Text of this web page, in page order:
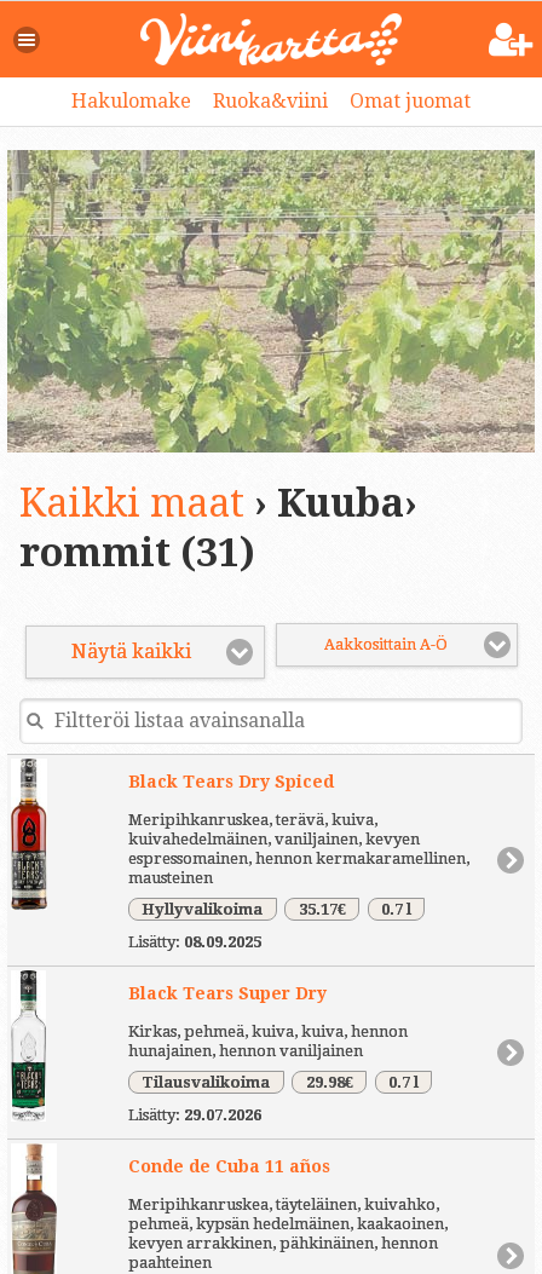
Hakulomake Ruoka&viini Omat juomat
Kaikki maat › Kuuba›
rommit (31)
Näytä kaikki Aakkosittain A-Ö
Black Tears Dry Spiced
Meripihkanruskea, terävä, kuiva,
kuivahedelmäinen, vaniljainen, kevyen
espressomainen, hennon kermakaramellinen,
mausteinen
Hyllyvalikoima
35.17€
0.7 l
Lisätty: 08.09.2025
Black Tears Super Dry
Kirkas, pehmeä, kuiva, kuiva, hennon
hunajainen, hennon vaniljainen
Tilausvalikoima
29.98€
0.7 l
Lisätty: 29.07.2026
Conde de Cuba 11 años
Meripihkanruskea, täyteläinen, kuivahko,
pehmeä, kypsän hedelmäinen, kaakaoinen,
kevyen arrakkinen, pähkinäinen, hennon
paahteinen